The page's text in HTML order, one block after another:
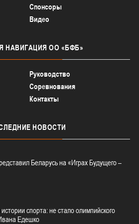
Спонсоры
Видео
НАВИГАЦИЯ ОО «БФБ»
Руководство
Соревнования
Контакты
НОВОСТИ
Беларусь на «Играх Будущего –
спорта: не стало олимпийского
Едешко